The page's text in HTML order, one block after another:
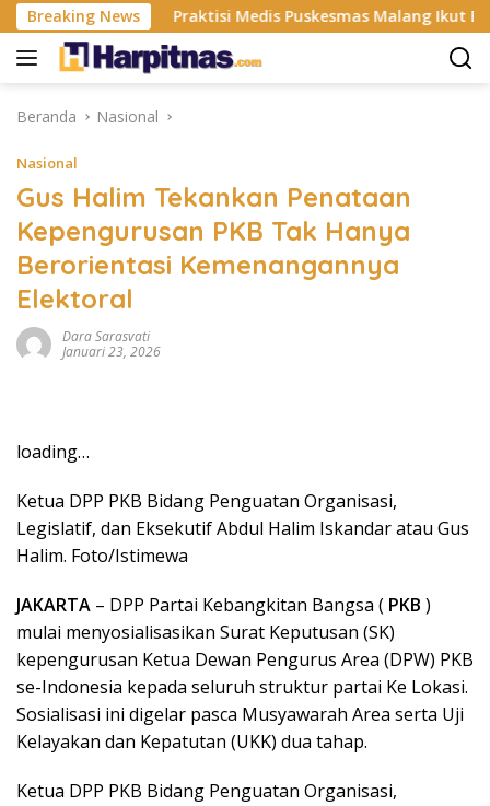
Langsung
ke
konten
Breaking News
ISP Praktisi Medis Puskesmas Malang Ikut Ejek
Beranda Nasional
Nasional
Gus Halim Tekankan Penataan
Kepengurusan PKB Tak Hanya
Berorientasi Kemenangannya
Elektoral
Dara Sarasvati
Januari 23, 2026
loading…
Ketua DPP PKB Bidang Penguatan Organisasi,
Legislatif, dan Eksekutif Abdul Halim Iskandar atau Gus
Halim. Foto/Istimewa
JAKARTA – DPP Partai Kebangkitan Bangsa ( PKB )
mulai menyosialisasikan Surat Keputusan (SK)
kepengurusan Ketua Dewan Pengurus Area (DPW) PKB
se-Indonesia kepada seluruh struktur partai Ke Lokasi.
Sosialisasi ini digelar pasca Musyawarah Area serta Uji
Kelayakan dan Kepatutan (UKK) dua tahap.
Ketua DPP PKB Bidang Penguatan Organisasi,